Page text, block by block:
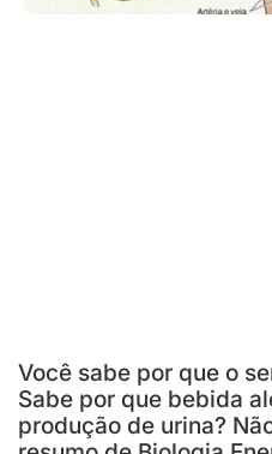
Você sabe por que o
Sabe por que bebida
produção de urina?